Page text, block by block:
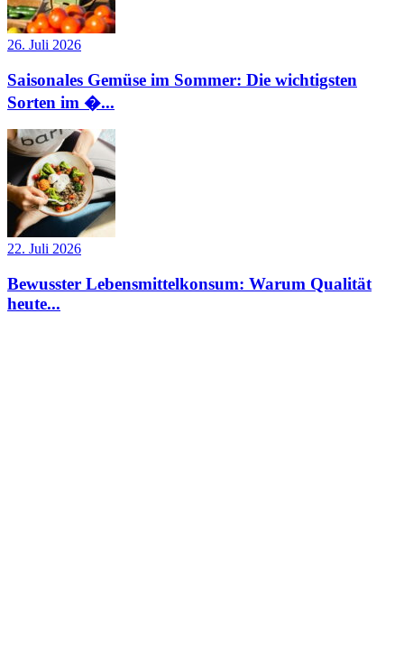
26. Juli 2026
Saisonales Gemüse im Sommer: Die wichtigsten
Sorten im �...
22. Juli 2026
Bewusster Lebensmittelkonsum: Warum Qualität
heute...